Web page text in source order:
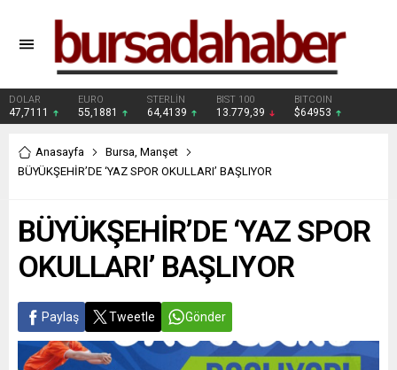
DOLAR
47,7111
EURO
55,1881
STERLİN
64,4139
BIST 100
13.779,39
BITCOIN
$64953
Anasayfa Bursa, Manşet
BÜYÜKŞEHİR’DE ‘YAZ SPOR OKULLARI’ BAŞLIYOR
BÜYÜKŞEHİR’DE ‘YAZ SPOR
OKULLARI’ BAŞLIYOR
Paylaş Tweetle Gönder